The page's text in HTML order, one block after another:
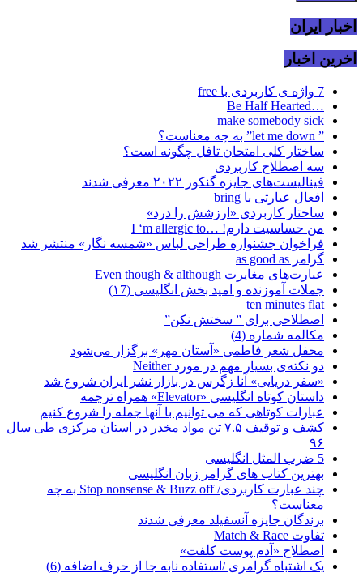
اخبار ایران
اخرین اخبار
7 واژه ی کاربردی با free
…Be Half Hearted
make somebody sick
” let me down” به چه معناست؟
ساختار کلی امتحان تافل چگونه است؟
سه اصطلاح کاربردی
فینالیست‌های جایزه گنکور ۲۰۲۲ معرفی شدند
افعال عبارتی با bring
ساختار کاربردی «ارزشش را درد»
من حساسیت دارم! …I ‘m allergic to
فراخوان جشنواره طراحی لباس «شمسه نگار» منتشر شد
گرامر as good as
عبارت‌های مغایرت Even though & although
جملات آموزنده و امید بخش انگلیسی (۱7)
ten minutes flat
اصطلاحی برای ” سختش نکن”
مکالمه شماره (4)
محفل شعر فاطمی «آستان مهر» برگزار می‌شود
دو نکته‌ی بسیار مهم در مورد Neither
«سفر دریایی» آنا زگرس در بازار نشر ایران شروع شد
داستان کوتاه انگلیسی «Elevator» همراه ترجمه
عبارات کوتاهی که می توانیم با آنها جمله را شروع کنیم
کشف و توقیف ۷.۵ تن مواد مخدر در استان مرکزی طی سال
۹۶
5 ضرب المثل انگلیسی
بهترین کتاب های گرامر زبان انگلیسی
چند عبارت کاربردی/ Stop nonsense & Buzz off به چه
معناست؟
برندگان جایزه آنسفیلد معرفی شدند
تفاوت Match & Race
اصطلاح «آدم پوست کلفت»
یک اشتباه گرامری /استفاده نابه جا از حرف اضافه (6)